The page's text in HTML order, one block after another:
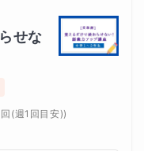
せな
(週1回目安))